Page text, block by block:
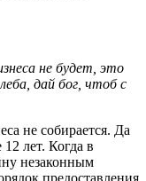
не будет, это
дай бог, чтоб с
не собирается. Да
лет. Когда в
незаконным
предоставления